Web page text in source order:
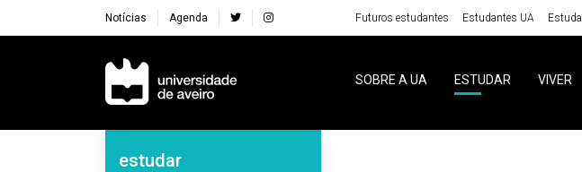
Notícias Agenda Futuros estudantes Estudantes UA
Navegação Principal
SOBRE A UA ESTUDAR VIVER
Navegação Lateral
estudar